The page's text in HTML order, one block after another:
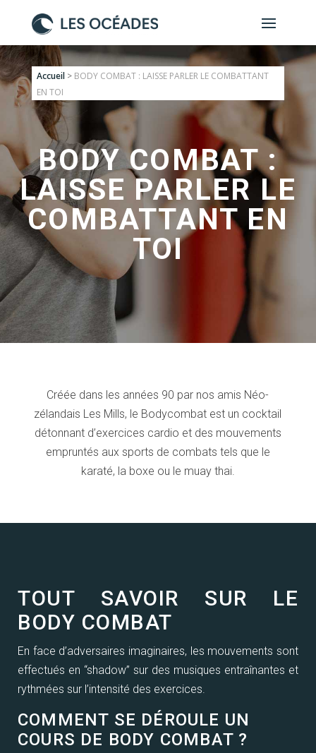
Accueil> BODY COMBAT : LAISSE PARLER LE COMBATTANT
EN TOI
BODY COMBAT :
LAISSE PARLER LE
COMBATTANT EN
TOI
Créée dans les années 90 par nos amis Néo-
zélandais Les Mills, le Bodycombat est un cocktail
détonnant d’exercices cardio et des mouvements
empruntés aux sports de combats tels que le
karaté, la boxe ou le muay thai.
TOUT SAVOIR SUR LE
BODY COMBAT
En face d’adversaires imaginaires, les mouvements sont
effectués en “shadow” sur des musiques entraînantes et
rythmées sur l’intensité des exercices.
COMMENT SE DÉROULE UN
COURS DE BODY COMBAT ?